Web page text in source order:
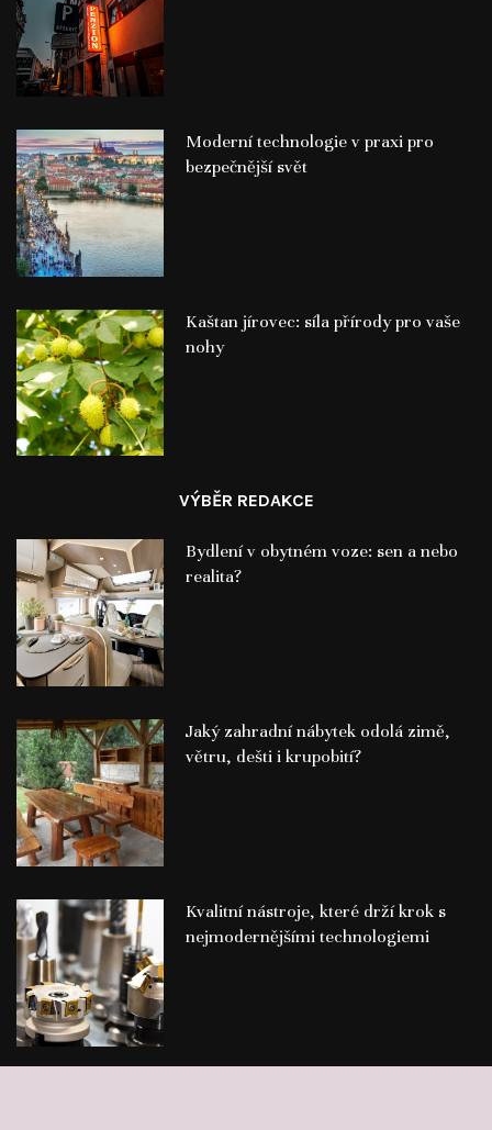
Moderní technologie v praxi pro
bezpečnější svět
Kaštan jírovec: síla přírody pro vaše
nohy
VÝBĚR REDAKCE
Bydlení v obytném voze: sen a nebo
realita?
Jaký zahradní nábytek odolá zimě,
větru, dešti i krupobití?
Kvalitní nástroje, které drží krok s
nejmodernějšími technologiemi